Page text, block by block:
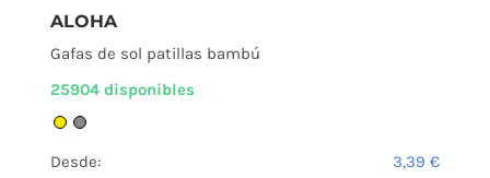
ALOHA
Gafas de sol patillas bambú
25904 disponibles
Desde: 3,39 €